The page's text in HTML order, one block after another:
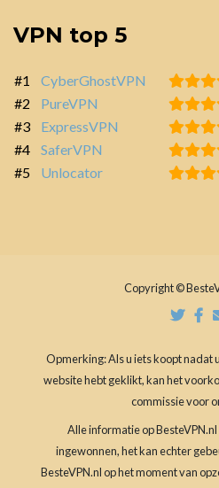
VPN top 5
#1 CyberGhostVPN
#2
PureVPN
#3
ExpressVPN
#4
SaferVPN
#5
Unlocator
Copyright ©
Opmerking: Als u iets koopt nadat
website hebt geklikt, kan het
commissie voor
Alle informatie op
ingewonnen, het kan echter
BesteVPN.nl op het moment van